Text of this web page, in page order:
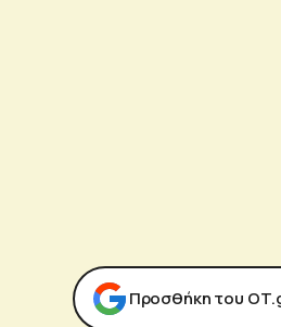
Προσθήκη του